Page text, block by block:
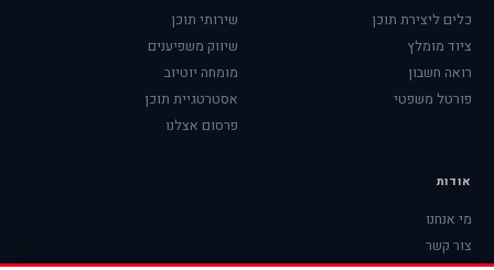
כלים ליצירת תוכן
ציוד מומלץ
רואה חשבון
פורטל משפטי
שירותי תוכן
שיווק משפיענים
מומחה יוטיוב
אסטרטגיית תוכן
פרסום אצלנו
אודות
מי אנחנו
צור קשר